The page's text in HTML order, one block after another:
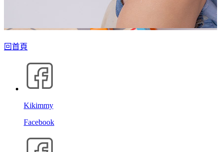
回首頁
Kikimmy
Facebook